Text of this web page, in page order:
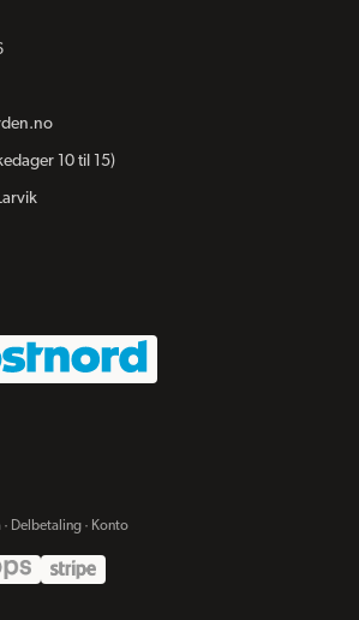
10 til 15)
· Delbetaling · Konto